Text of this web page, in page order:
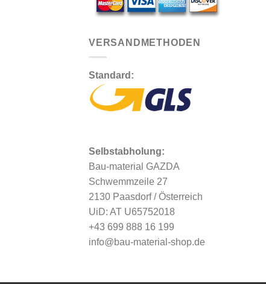
VERSANDMETHODEN
Standard:
Selbstabholung:
Bau-material GAZDA
Schwemmzeile 27
2130 Paasdorf / Österreich
UiD: AT U65752018
+43 699 888 16 199
info@bau-material-shop.de